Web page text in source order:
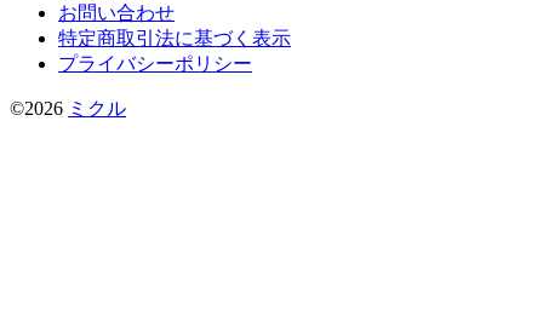
お問い合わせ
特定商取引法に基づく表示
プライバシーポリシー
©2026 ミクル